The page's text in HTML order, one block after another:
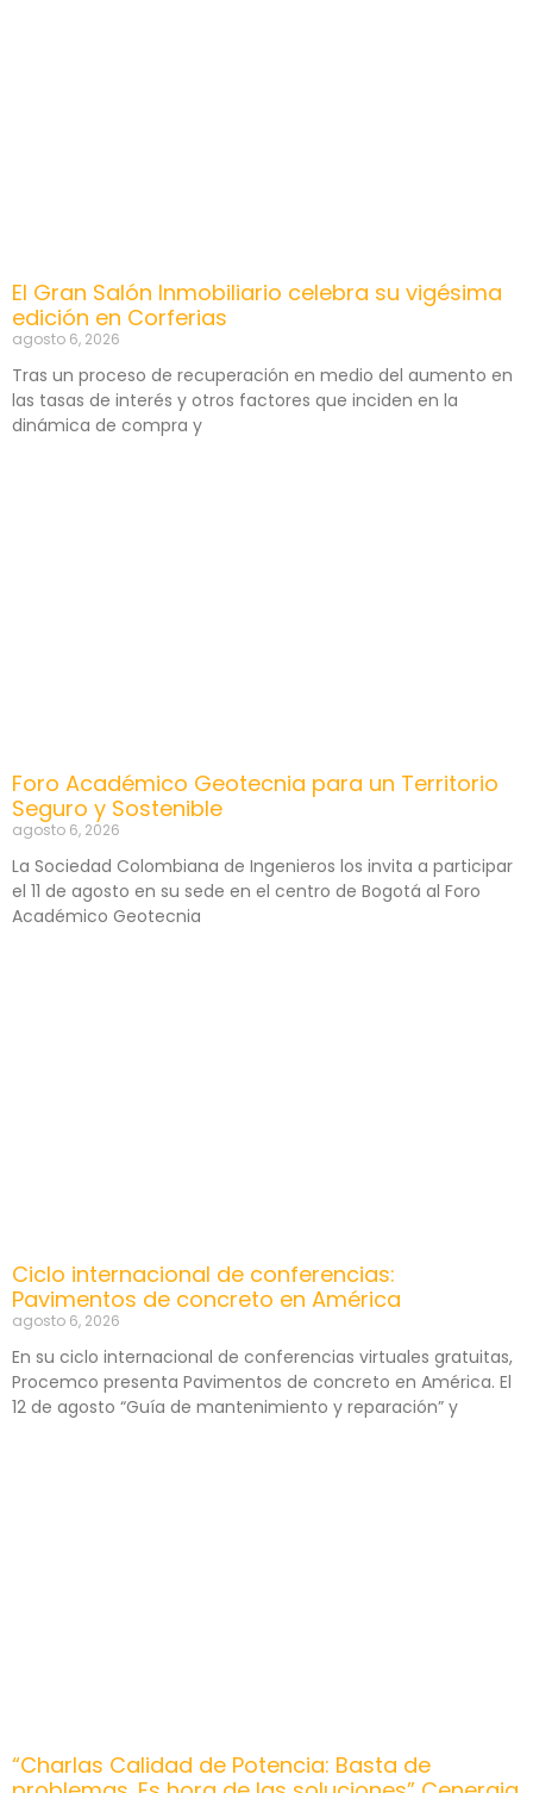
El Gran Salón Inmobiliario celebra su vigésima
edición en Corferias
agosto 6, 2026
Tras un proceso de recuperación en medio del aumento en
las tasas de interés y otros factores que inciden en la
dinámica de compra y
Foro Académico Geotecnia para un Territorio
Seguro y Sostenible
agosto 6, 2026
La Sociedad Colombiana de Ingenieros los invita a participar
el 11 de agosto en su sede en el centro de Bogotá al Foro
Académico Geotecnia
Ciclo internacional de conferencias:
Pavimentos de concreto en América
agosto 6, 2026
En su ciclo internacional de conferencias virtuales gratuitas,
Procemco presenta Pavimentos de concreto en América. El
12 de agosto “Guía de mantenimiento y reparación” y
“Charlas Calidad de Potencia: Basta de